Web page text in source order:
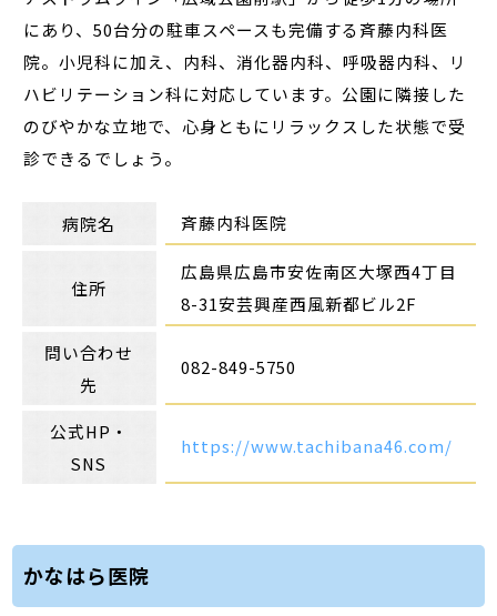
にあり、50台分の駐車スペースも完備する斉藤内科医
院。小児科に加え、内科、消化器内科、呼吸器内科、リ
ハビリテーション科に対応しています。公園に隣接した
のびやかな立地で、心身ともにリラックスした状態で受
診できるでしょう。
病院名 斉藤内科医院
住所
広島県広島市安佐南区大塚西4丁目
8-31安芸興産西風新都ビル2F
問い合わせ
先
082-849-5750
公式HP・
SNS
https://www.tachibana46.com/
かなはら医院